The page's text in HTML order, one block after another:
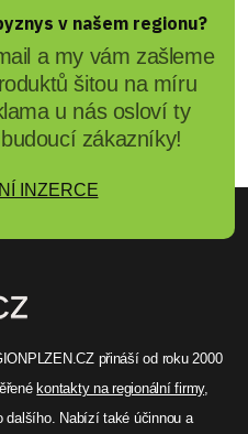
v našem regionu?
a my vám zašleme
šitou na míru
u nás osloví ty
zákazníky!
INZERCE
přináší od roku 2000
kontakty na regionální firmy,
dalšího. Nabízí také účinnou a